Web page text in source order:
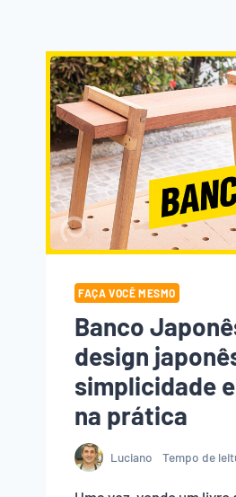
FAÇA VOCÊ MESMO
Banco
design
simplicidade
na prática
Luciano Tempo de